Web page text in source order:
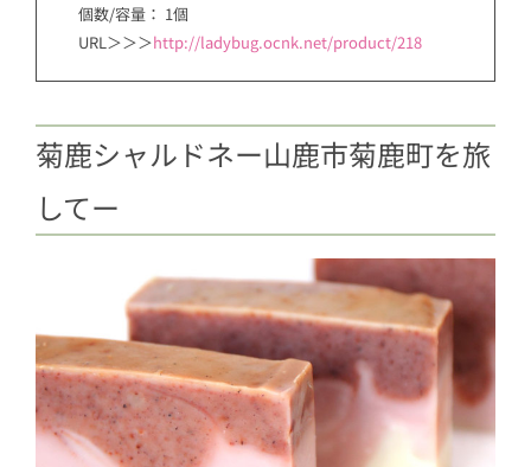
個数/容量： 1個
URL＞＞＞http://ladybug.ocnk.net/product/218
菊鹿シャルドネー山鹿市菊鹿町を旅
してー